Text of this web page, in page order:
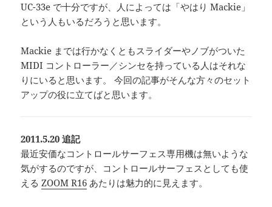
UC-33e で十分ですが、人によっては「やはり Mackie」
という人もいるだろうと思います。
Mackie までは行かなくともスライダーやノブがついた
MIDI コントローラー／シンセを持っている人はそれな
りにいると思います。 今回の記事がそんな方々のセット
アップの役に立てばと思います。
2011.5.20 追記
最近安価なコントロールサーフェス専用機は無いような
気がするのですが、コントロールサーフェスとしても使
えるZOOM R16 あたりは魅力的に見えます。